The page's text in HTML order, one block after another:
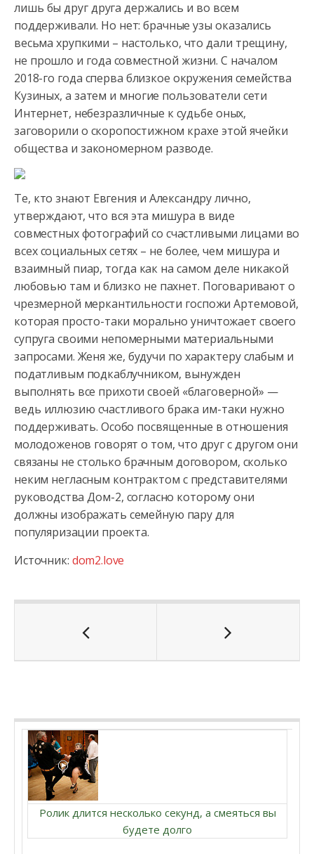
лишь бы друг друга держались и во всем
поддерживали. Но нет: брачные узы оказались
весьма хрупкими – настолько, что дали трещину,
не прошло и года совместной жизни. С началом
2018-го года сперва близкое окружения семейства
Кузиных, а затем и многие пользователи сети
Интернет, небезразличные к судьбе оных,
заговорили о скоропостижном крахе этой ячейки
общества и закономерном разводе.
Те, кто знают Евгения и Александру лично,
утверждают, что вся эта мишура в виде
совместных фотографий со счастливыми лицами во
всех социальных сетях – не более, чем мишура и
взаимный пиар, тогда как на самом деле никакой
любовью там и близко не пахнет. Поговаривают о
чрезмерной меркантильности госпожи Артемовой,
которая просто-таки морально уничтожает своего
супруга своими непомерными материальными
запросами. Женя же, будучи по характеру слабым и
податливым подкаблучником, вынужден
выполнять все прихоти своей «благоверной» —
ведь иллюзию счастливого брака им-таки нужно
поддерживать. Особо посвященные в отношения
молодоженов говорят о том, что друг с другом они
связаны не столько брачным договором, сколько
неким негласным контрактом с представителями
руководства Дом-2, согласно которому они
должны изображать семейную пару для
популяризации проекта.
Источник: dom2.love
Ролик длится несколько секунд, а смеяться вы
будете долго